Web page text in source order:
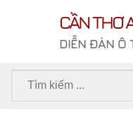
CẦN THƠ
DIỄN ĐÀN Ô
Tìm